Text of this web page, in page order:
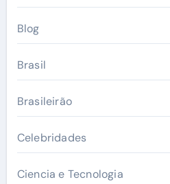
Blog
Brasil
Brasileirão
Celebridades
Ciencia e Tecnologia